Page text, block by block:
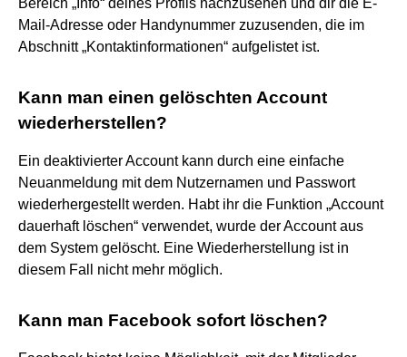
Mail-Adresse oder Handynummer zuzusenden, die im
Abschnitt „Kontaktinformationen“ aufgelistet ist.
Kann man einen gelöschten Account
wiederherstellen?
Ein deaktivierter Account kann durch eine einfache
Neuanmeldung mit dem Nutzernamen und Passwort
wiederhergestellt werden. Habt ihr die Funktion „Account
dauerhaft löschen“ verwendet, wurde der Account aus
dem System gelöscht. Eine Wiederherstellung ist in
diesem Fall nicht mehr möglich.
Kann man Facebook sofort löschen?